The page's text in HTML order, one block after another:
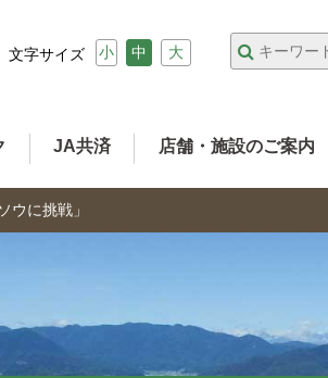
文字サイズ 小 中 大
JA共済 店舗・施設のご案内
ウに挑戦」